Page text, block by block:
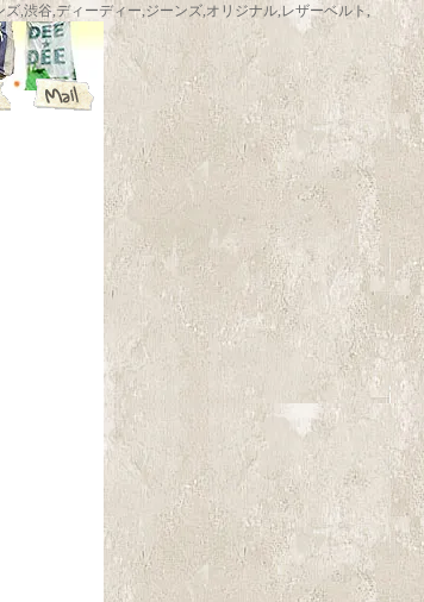
ズ,渋谷,ディーディー,ジーンズ,オリジナル,レザーベルト,